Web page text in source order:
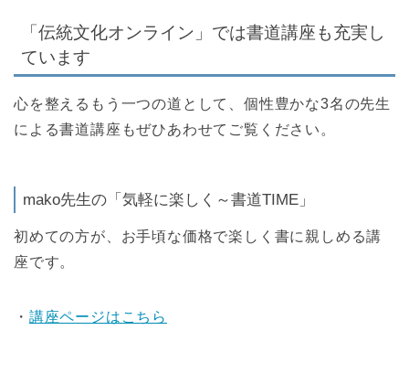
「伝統文化オンライン」では書道講座も充実し
ています
心を整えるもう一つの道として、個性豊かな3名の先生
による書道講座もぜひあわせてご覧ください。
mako先生の「気軽に楽しく～書道TIME」
初めての方が、お手頃な価格で楽しく書に親しめる講
座です。
・ 講座ページはこちら